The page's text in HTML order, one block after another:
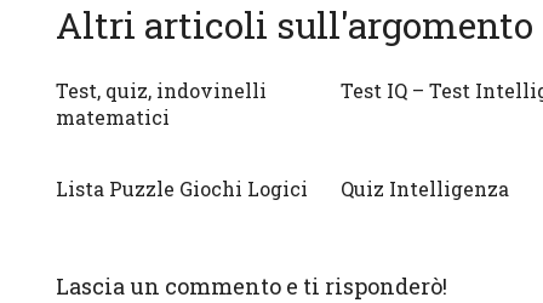
Altri articoli sull'argomento
Test, quiz, indovinelli
matematici
Test IQ – Test
Lista Puzzle Giochi Logici Quiz Intelligenza
Lascia un commento e ti risponderò!